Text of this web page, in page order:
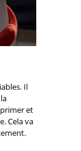
Il
et
Cela va